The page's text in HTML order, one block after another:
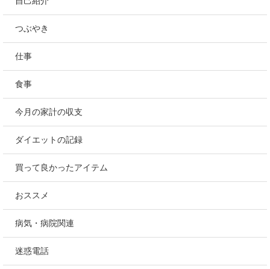
つぶやき
仕事
食事
今月の家計の収支
ダイエットの記録
買って良かったアイテム
おススメ
病気・病院関連
迷惑電話